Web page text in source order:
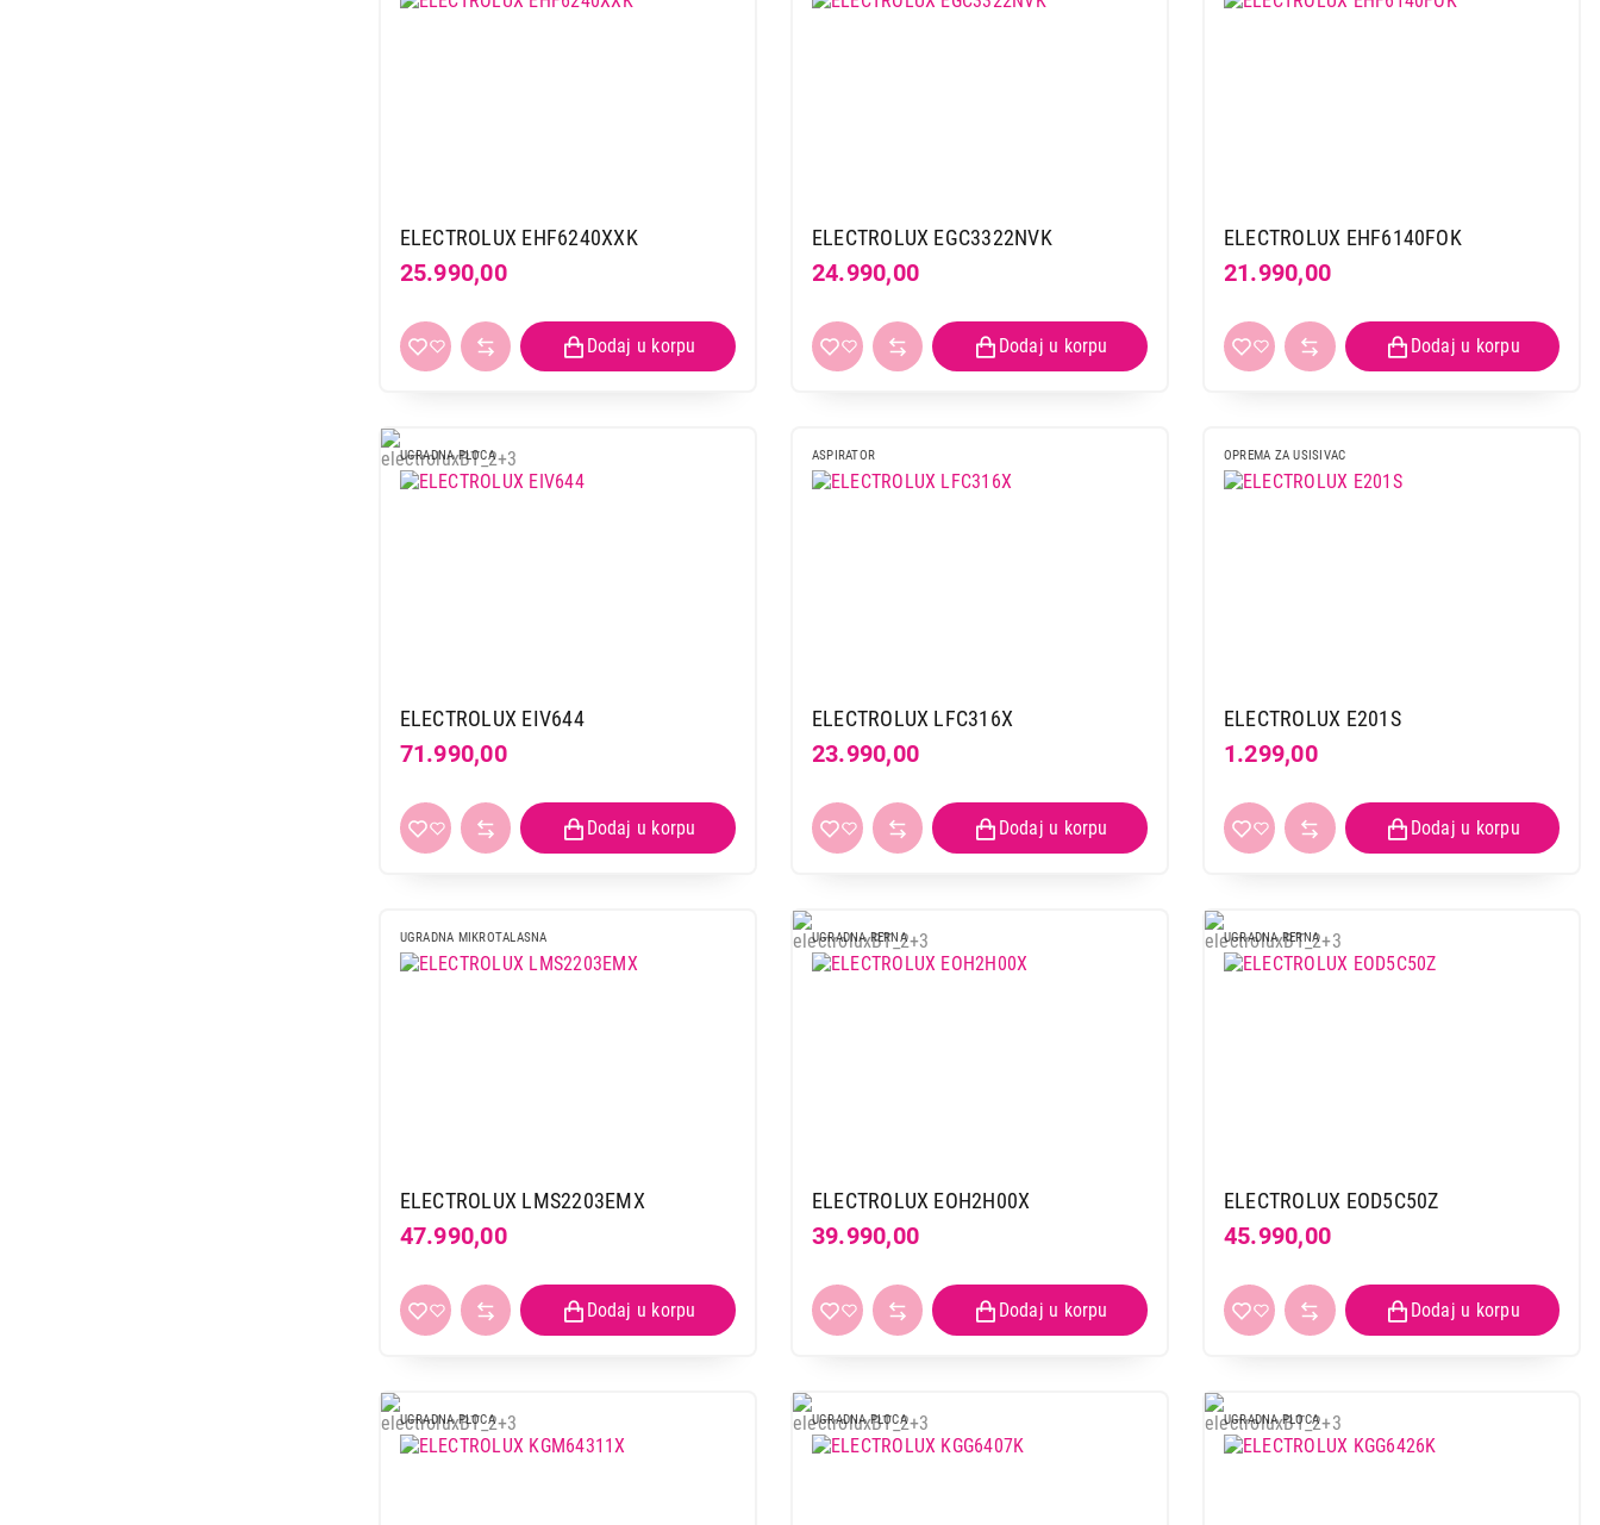
ELECTROLUX EHF6240XXK
25.990,00
ELECTROLUX EGC3322NVK
24.990,00
ELECTROLUX EHF6140FOK
21.990,00
UGRADNA PLOCA
ELECTROLUX EIV644
71.990,00
ASPIRATOR
ELECTROLUX LFC316X
23.990,00
OPREMA ZA USISIVAC
ELECTROLUX E201S
1.299,00
UGRADNA MIKROTALASNA
ELECTROLUX LMS2203EMX
47.990,00
UGRADNA RERNA
ELECTROLUX EOH2H00X
39.990,00
UGRADNA RERNA
ELECTROLUX EOD5C50Z
45.990,00
UGRADNA PLOCA UGRADNA PLOCA UGRADNA PLOCA
Nastavi kupovinu Završi kupovinu